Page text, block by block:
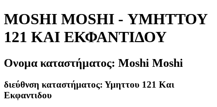
MOSHI MOSHI - ΥΜΗΤΤΟΥ
121 ΚΑΙ ΕΚΦΑΝΤΙΔΟΥ
Ονομα καταστήματος: Moshi Moshi
διεύθνση καταστήματος: Υμηττου 121 Και
Εκφαντιδου